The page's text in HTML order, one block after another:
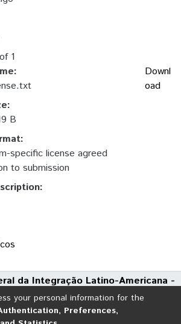
1
B
specific license agreed
to submission
Downl
oad
da Integração Latino-Americana -
UNILA
dos Santos, 1000 - Polo Universitário
your personal information for the
Preferences,